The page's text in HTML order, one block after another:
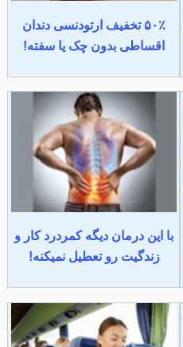
۵۰٪ تخفیف ارتودنسی دندان
اقساطی بدون چک یا سفته!
با این درمان دیگه کمردرد کار و
زندگیت رو تعطیل نمیکنه!